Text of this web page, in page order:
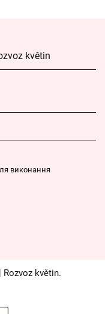
květin
виконання
květin.